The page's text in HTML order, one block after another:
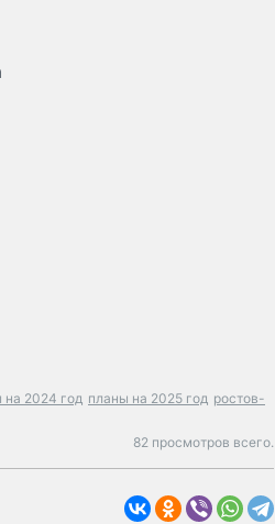
на 2024 год планы на 2025 год ростов-
82 просмотров всего.